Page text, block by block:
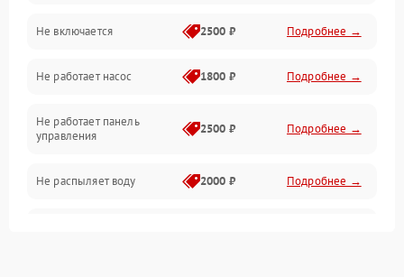
Нагрев
Вода
Гигиена
Программное обеспечение
Не включается 2500 ₽ Подробнее →
Не работает насос 1800 ₽ Подробнее →
Не работает панель
управления
2500 ₽ Подробнее →
Не распыляет воду 2000 ₽ Подробнее →